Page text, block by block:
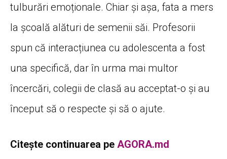
tulburări emoționale. Chiar și așa, fata a mers
la școală alături de semenii săi. Profesorii
spun că interacțiunea cu adolescenta a fost
una specifică, dar în urma mai multor
încercări, colegii de clasă au acceptat-o și au
început să o respecte și să o ajute.
Citește continuarea pe AGORA.md